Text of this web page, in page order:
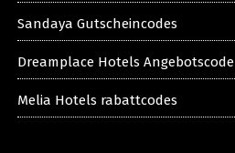
Sandaya Gutscheincodes
Dreamplace Hotels Angebotscode
Melia Hotels rabattcodes